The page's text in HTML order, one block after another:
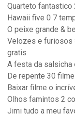
Quarteto fantastico
Hawaii five 0 7
O peixe grande &
Velozes e furiosos
gratis
A festa da salsicha
De repente 30
Baixar filme o
Olhos famintos 2
Jimi tudo a meu